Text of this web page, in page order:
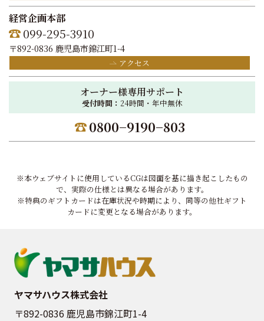
経営企画本部
099-295-3910
〒892-0836 鹿児島市錦江町1-4
アクセス
オーナー様専用サポート
受付時間： 24時間・年中無休
0800−9190−803
※本ウェブサイトに使用しているCGは図面を基に描き起こしたもの
で、実際の仕様とは異なる場合があります。
※特典のギフトカードは在庫状況や時期により、同等の他社ギフト
カードに変更となる場合があります。
ヤマサハウス株式会社
〒892-0836 鹿児島市錦江町1-4